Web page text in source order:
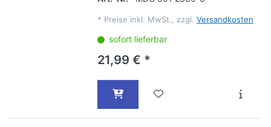
* Preise inkl. MwSt., zzgl. Versandkosten
sofort lieferbar
21,99 € *